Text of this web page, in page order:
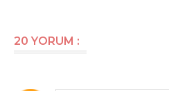
20 YORUM :